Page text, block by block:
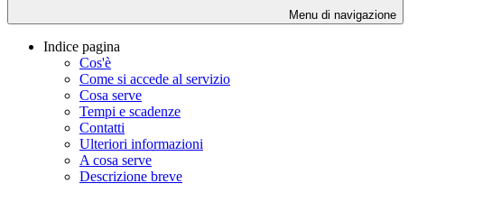
Menu di navigazione
Indice pagina
Cos'è
Come si accede al servizio
Cosa serve
Tempi e scadenze
Contatti
Ulteriori informazioni
A cosa serve
Descrizione breve